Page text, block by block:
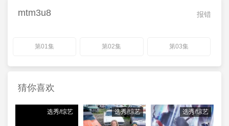
报错
mtm3u8
第01集 第02集 第03集
猜你喜欢
选秀/综艺 选秀/综艺 选秀/综艺